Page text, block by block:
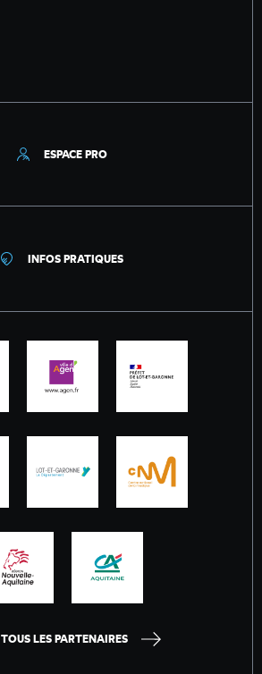
ESPACE PRO
INFOS PRATIQUES
TOUS LES PARTENAIRES